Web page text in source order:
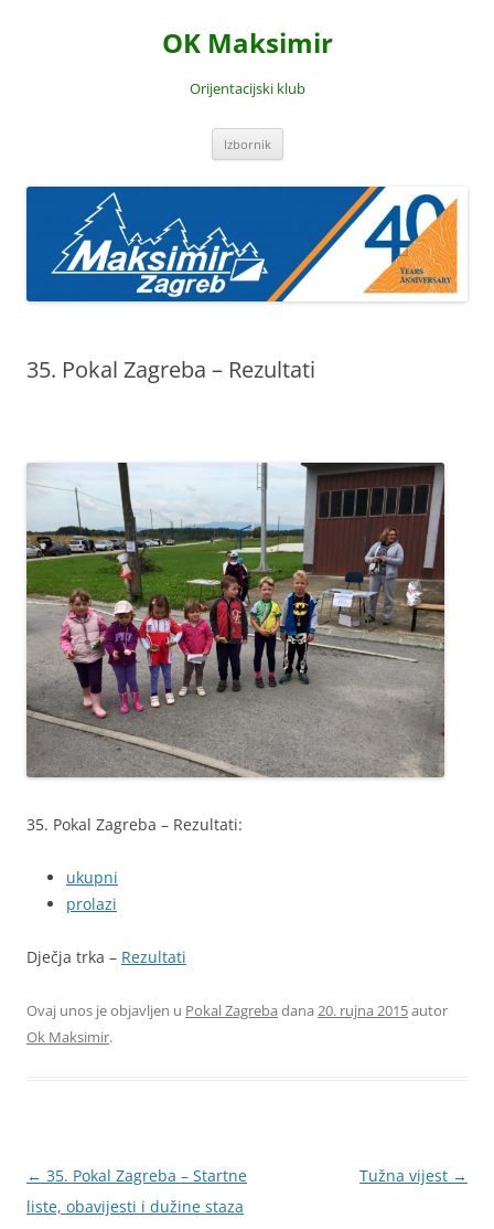
OK Maksimir
Orijentacijski klub
Izbornik
35. Pokal Zagreba – Rezultati
35. Pokal Zagreba – Rezultati:
ukupni
prolazi
Dječja trka – Rezultati
Ovaj unos je objavljen u Pokal Zagreba dana 20. rujna 2015autor
Ok Maksimir.
Navigacija
objava
← 35. Pokal Zagreba – Startne
liste, obavijesti i dužine staza
Tužna vijest →